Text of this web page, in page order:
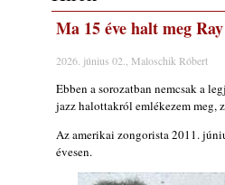
József és 60 éves Regina
2026. augusztus 06.
Ma lenne 80 éves Allan
Ma 30 éve halt meg
Ezen a napon –
2026. augusztus 06.
Ma 15 éve halt meg
2026. június 02., Maloschik Róbert
Ebben a sorozatban nemcsak a
jazz halottakról emlékezem meg,
Az amerikai zongorista 2011.
évesen.